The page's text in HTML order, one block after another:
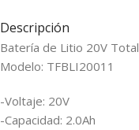
Descripción
Batería de Litio 20V Total
Modelo: TFBLI20011
-Voltaje: 20V
-Capacidad: 2.0Ah